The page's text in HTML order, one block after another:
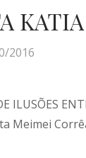
2016
ILUSÕES
Meimei